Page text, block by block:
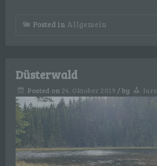
Posted in Allgemein
Düsterwald
Posted on 24. Oktober 2019 /by lars